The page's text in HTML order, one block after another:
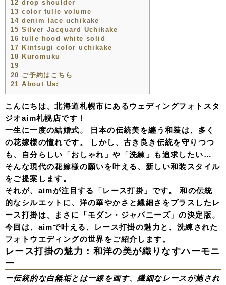
12 drop shoulder
13 color tulle volume
14 denim lace uchikake
15 Silver Jacquard Uchikake
16 tulle hood white solid
17 Kintsugi color uchikake
18 Kuromuku
19
20 ご予約はこちら
21 About Us:
こんにちは、北海道札幌市にあるウェディングフォトスタ
ジオaim札幌店です！
一生に一度の結婚式。 日本の伝統美を纏う和装は、多く
の花嫁様の憧れです。 しかし、古き良き伝統を守りつつ
も、自分らしい「おしゃれ」や「洗練」も追求したい…
そんな現代の花嫁様の願いを叶える、新しい和装スタイル
をご提案します。
それが、aimが注目する「レース打掛」です。 和の伝統
的なシルエットに、洋の華やかさと繊細さをプラスしたレ
ース打掛は、まさに「モダン・ジャパニーズ」の決定版。
今回は、aimで叶える、レース打掛の魅力と、洗練された
フォトウエディングの世界をご紹介します。
レース打掛の魅力：和洋の美が織りなすハーモニ
ー
ー伝統的な白無垢とは一線を画す、繊細なレースが施され